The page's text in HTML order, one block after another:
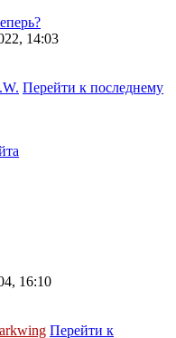
14:03
Перейти к последнему
16:10
Перейти к